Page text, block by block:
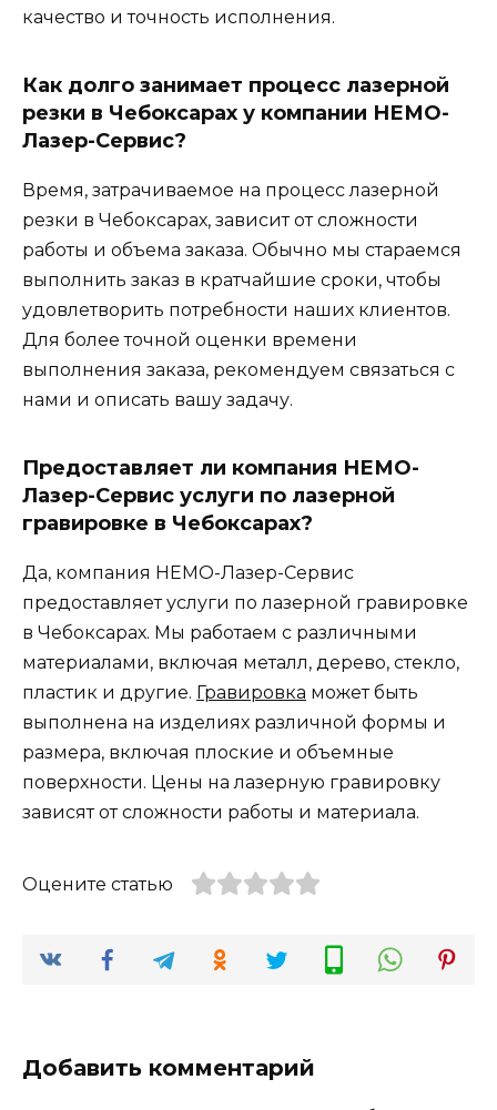
качество и точность исполнения.
Как долго занимает процесс лазерной
резки в Чебоксарах у компании НЕМО-
Лазер-Сервис?
Время, затрачиваемое на процесс лазерной
резки в Чебоксарах, зависит от сложности
работы и объема заказа. Обычно мы стараемся
выполнить заказ в кратчайшие сроки, чтобы
удовлетворить потребности наших клиентов.
Для более точной оценки времени
выполнения заказа, рекомендуем связаться с
нами и описать вашу задачу.
Предоставляет ли компания НЕМО-
Лазер-Сервис услуги по лазерной
гравировке в Чебоксарах?
Да, компания НЕМО-Лазер-Сервис
предоставляет услуги по лазерной гравировке
в Чебоксарах. Мы работаем с различными
материалами, включая металл, дерево, стекло,
пластик и другие. Гравировка может быть
выполнена на изделиях различной формы и
размера, включая плоские и объемные
поверхности. Цены на лазерную гравировку
зависят от сложности работы и материала.
Оцените статью
Добавить комментарий